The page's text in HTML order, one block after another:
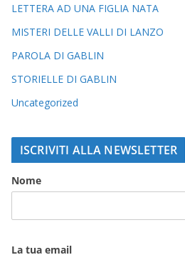
LETTERA AD UNA FIGLIA NATA
MISTERI DELLE VALLI DI LANZO
PAROLA DI GABLIN
STORIELLE DI GABLIN
Uncategorized
ISCRIVITI ALLA NEWSLETTER
Nome
La tua email